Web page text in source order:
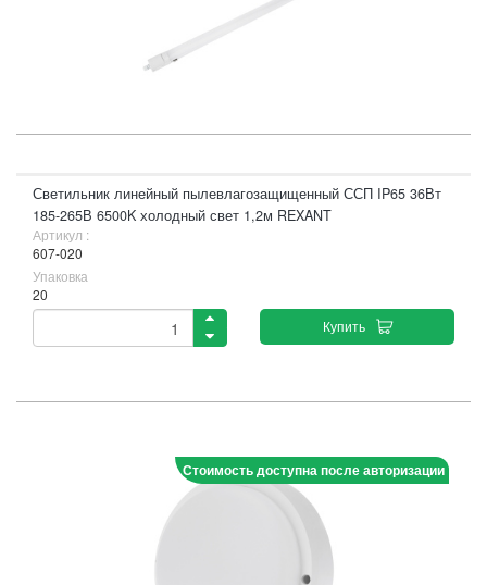
Светильник линейный пылевлагозащищенный ССП IP65 36Вт
185-265В 6500K холодный свет 1,2м REXANT
Артикул :
607-020
Упаковка
20
Купить
Стоимость доступна после авторизации